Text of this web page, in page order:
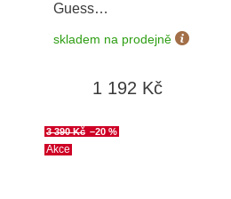
Guess
JUBN03241JWYGT/U
skladem na prodejně
1 192 Kč
Akce
3 390 Kč –20 %